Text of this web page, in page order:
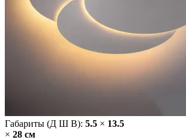
Габариты (Д Ш В): 5.5 × 13.5
× 28 cм